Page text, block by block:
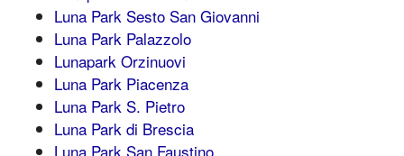
Luna Park Sesto San Giovanni
Luna Park Palazzolo
Lunapark Orzinuovi
Luna Park Piacenza
Luna Park S. Pietro
Luna Park di Brescia
Luna Park San Faustino